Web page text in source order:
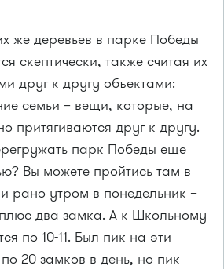
же деревьев в парке Победы
скептически, также считая их
друг к другу объектами:
семьи – вещи, которые, на
притягиваются друг к другу.
парк Победы еще
Вы можете пройтись там в
рано утром в понедельник –
два замка. А к Школьному
по 10-11. Был пик на эти
20 замков в день, но пик